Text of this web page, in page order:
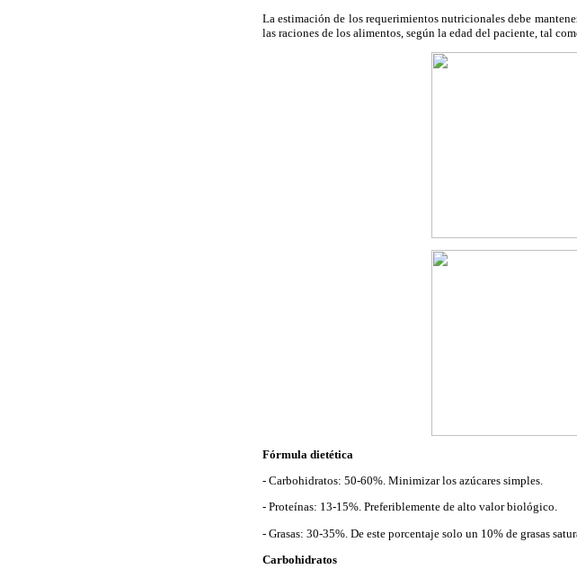
La estimación de los requerimientos nutricionales debe
las raciones de los alimentos, según la edad del paciente, tal
Fórmula dietética
- Carbohidratos: 50-60%. Minimizar los azúcares simples.
- Proteínas: 13-15%. Preferiblemente de alto valor biológico.
- Grasas: 30-35%. De este porcentaje solo un 10% de grasas
Carbohidratos